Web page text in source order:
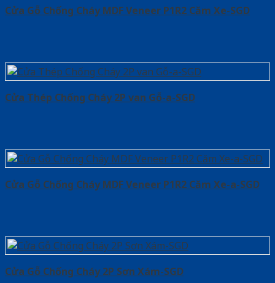
Cửa Gỗ Chống Cháy MDF Veneer P1R2 Căm Xe-SGD
Cửa Thép Chống Cháy 2P van Gỗ-a-SGD
Cửa Gỗ Chống Cháy MDF Veneer P1R2 Căm Xe-a-SGD
Cửa Gỗ Chống Cháy 2P Sơn Xám-SGD